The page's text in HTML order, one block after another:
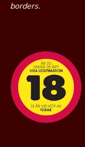
borders.